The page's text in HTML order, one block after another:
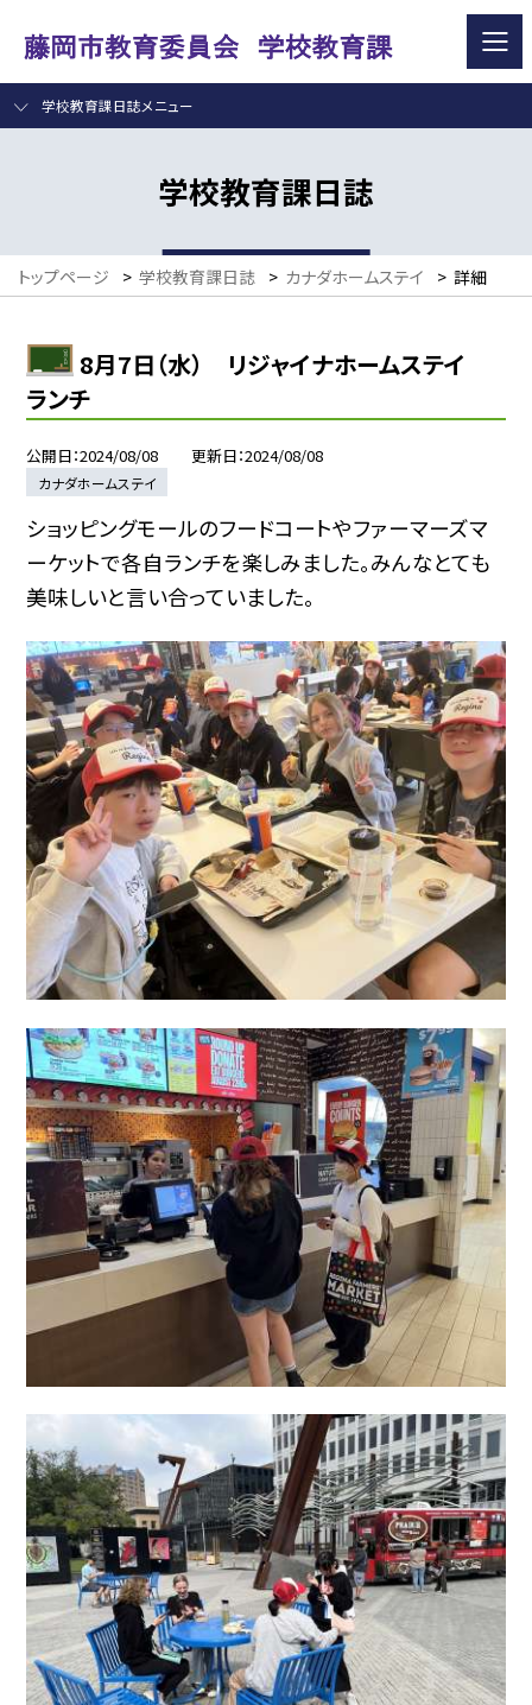
学校教育課日誌メニュー
学校教育課日誌
トップページ > 学校教育課日誌 > カナダホームステイ > 詳細
8月7日（水） リジャイナホームステイ
ランチ
公開日 2024/08/08 更新日 2024/08/08
カナダホームステイ
ショッピングモールのフードコートやファーマーズマ
ーケットで各自ランチを楽しみました。みんなとても
美味しいと言い合っていました。